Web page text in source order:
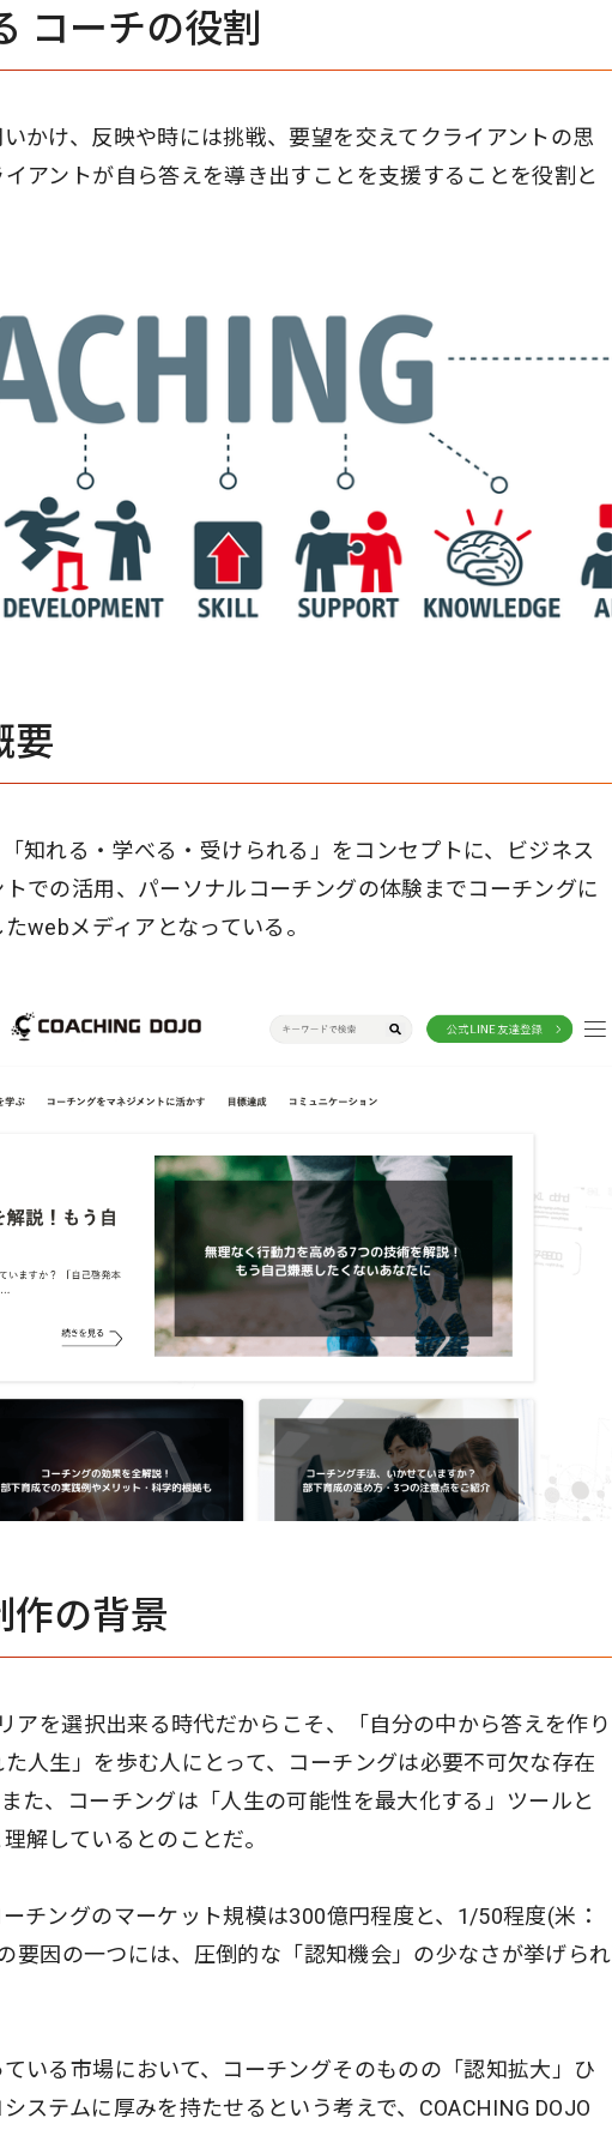
コーチの役割
かけ、反映や時には挑戦、要望を交えてクライアントの思
アントが自ら答えを導き出すことを支援することを役割と
要
知れる・学べる・受けられる」をコンセプトに、ビジネス
での活用、パーソナルコーチングの体験までコーチングに
webメディアとなっている。
作の背景
アを選択出来る時代だからこそ、「自分の中から答えを作り
人生」を歩む人にとって、コーチングは必要不可欠な存在
た、コーチングは「人生の可能性を最大化する」ツールと
解しているとのことだ。
チングのマーケット規模は300億円程度と、1/50程度(米：
要因の一つには、圧倒的な「認知機会」の少なさが挙げられ
いる市場において、コーチングそのものの「認知拡大」ひ
ステムに厚みを持たせるという考えで、COACHING DOJO